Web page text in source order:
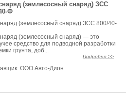
(землесосный снаряд) ЗСС
Ф
(землесосный снаряд) ЗСС 800/40-
(землесосный снаряд) — это
средство для подводной разработки
грунта, доб...
Подробно >>
ООО Авто-Дион